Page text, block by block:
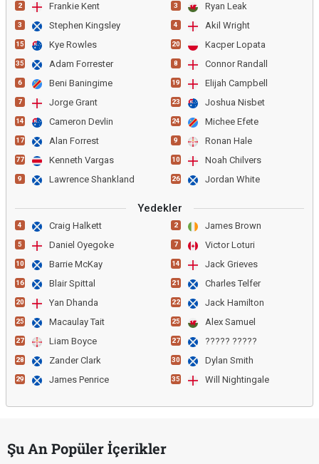
2 Frankie Kent
3 Stephen Kingsley
15 Kye Rowles
35 Adam Forrester
6 Beni Baningime
7 Jorge Grant
14 Cameron Devlin
17 Alan Forrest
77 Kenneth Vargas
9 Lawrence Shankland
3 Ryan Leak
4 Akil Wright
20 Kacper Lopata
8 Connor Randall
19 Elijah Campbell
23 Joshua Nisbet
24 Michee Efete
9 Ronan Hale
10 Noah Chilvers
26 Jordan White
Yedekler
4 Craig Halkett
5 Daniel Oyegoke
10 Barrie McKay
16 Blair Spittal
20 Yan Dhanda
25 Macaulay Tait
27 Liam Boyce
28 Zander Clark
29 James Penrice
2 James Brown
7 Victor Loturi
14 Jack Grieves
21 Charles Telfer
22 Jack Hamilton
25 Alex Samuel
27 ????? ?????
30 Dylan Smith
35 Will Nightingale
Şu An Popüler İçerikler